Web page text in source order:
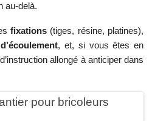
au‑delà.
fixations(tiges, résine, platines),
, et, si vous êtes en
allongé à anticiper dans
pour bricoleurs